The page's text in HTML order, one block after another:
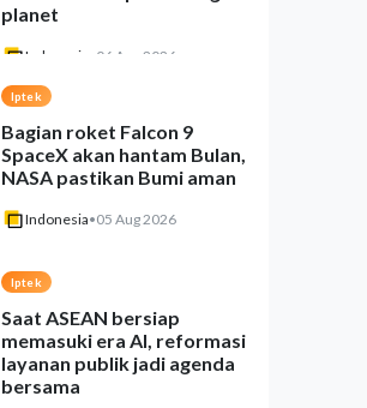
planet
Indonesia 06 Aug 2026
Iptek
Bagian roket Falcon 9
SpaceX akan hantam Bulan,
NASA pastikan Bumi aman
Indonesia•05 Aug 2026
Iptek
Saat ASEAN bersiap
memasuki era AI, reformasi
layanan publik jadi agenda
bersama